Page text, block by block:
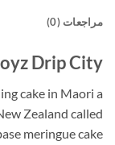
مراجعات (0)
Drip City
cake in Maori a
Zealand called
meringue cake